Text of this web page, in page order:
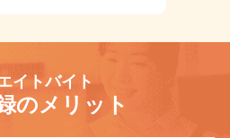
イトバイト
のメリット